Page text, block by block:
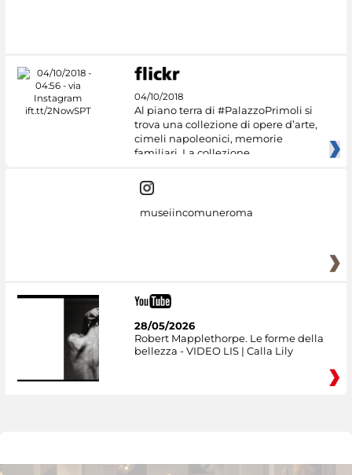
04/10/2018
Al piano terra di #PalazzoPrimoli si
trova una collezione di opere d’arte,
cimeli napoleonici, memorie
familiari. La collezione
museiincomuneroma
28/05/2026
Robert Mapplethorpe. Le forme della
bellezza - VIDEO LIS | Calla Lily